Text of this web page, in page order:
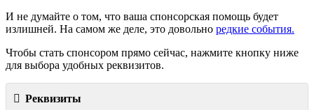
И не думайте о том, что ваша спонсорская помощь будет
излишней. На самом же деле, это довольно редкие события.
Чтобы стать спонсором прямо сейчас, нажмите кнопку ниже
для выбора удобных реквизитов.
Реквизиты